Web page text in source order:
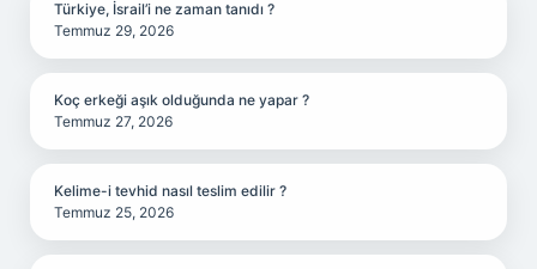
Türkiye, İsrail’i ne zaman tanıdı ?
Temmuz 29, 2026
Koç erkeği aşık olduğunda ne yapar ?
Temmuz 27, 2026
Kelime-i tevhid nasıl teslim edilir ?
Temmuz 25, 2026